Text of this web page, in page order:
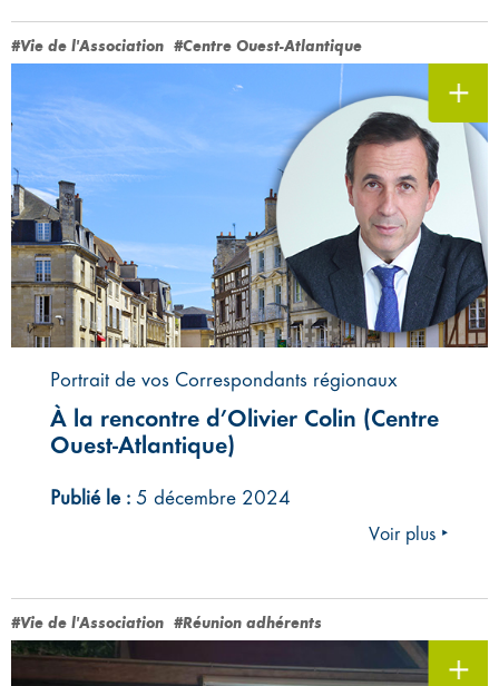
#Vie de l'Association #Centre Ouest-Atlantique
Portrait de vos Correspondants régionaux
À la rencontre d’Olivier Colin (Centre
Ouest-Atlantique)
Publié le : 5 décembre 2024
Voir plus ‣
#Vie de l'Association #Réunion adhérents